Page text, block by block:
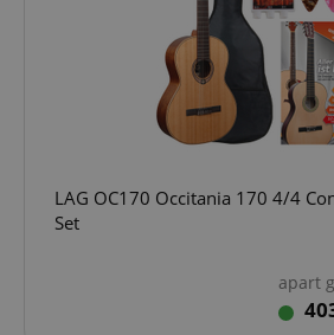
LAG OC170 Occitania 170 4/4
Set
apart